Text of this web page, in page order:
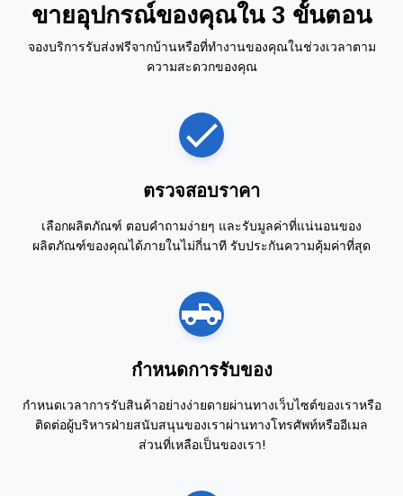
ขายอุปกรณ์ของคุณใน 3 ขั้นตอน
จองบริการรับส่งฟรีจากบ้านหรือที่ทำงานของคุณในช่วงเวลาตาม
ความสะดวกของคุณ
ตรวจสอบราคา
เลือกผลิตภัณฑ์ ตอบคำถามง่ายๆ และรับมูลค่าที่แน่นอนของ
ผลิตภัณฑ์ของคุณได้ภายในไม่กี่นาที รับประกันความคุ้มค่าที่สุด
กำหนดการรับของ
กำหนดเวลาการรับสินค้าอย่างง่ายดายผ่านทางเว็บไซต์ของเราหรือ
ติดต่อผู้บริหารฝ่ายสนับสนุนของเราผ่านทางโทรศัพท์หรืออีเมล
ส่วนที่เหลือเป็นของเรา!